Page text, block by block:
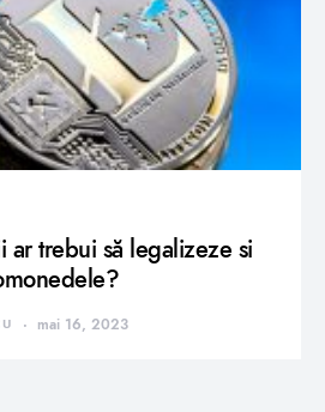
ar trebui să legalizeze si
mai 16, 2023